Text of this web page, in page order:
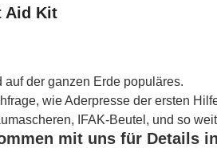
Aid Kit
auf der ganzen Erde populäres.
wie Aderpresse der ersten
IFAK-Beutel, und so
mit uns für Details